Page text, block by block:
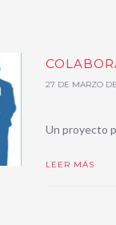
27 DE MARZO
Un proyecto
LEER MÁS